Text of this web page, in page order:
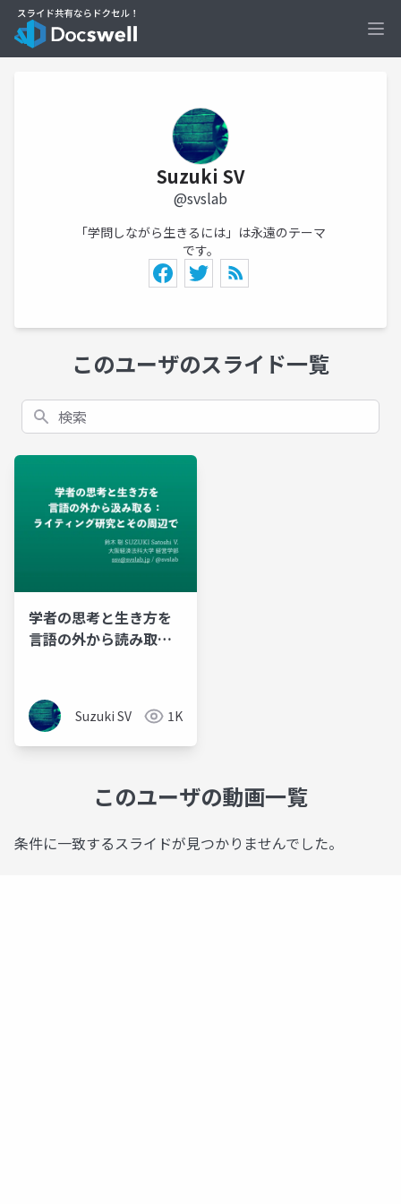
Suzuki SV
@svslab
「学問しながら生きるには」は永遠のテーマ
です。
このユーザのスライド一覧
検索
学者の思考と生き方を
言語の外から読み取
Suzuki SV 1K
このユーザの動画一覧
条件に一致するスライドが見つかりませんでした。